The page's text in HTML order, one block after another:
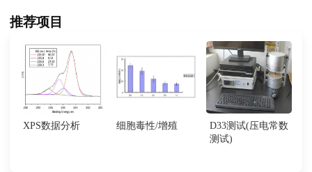
推荐项目
XPS数据分析 细胞毒性/增殖
D33测试(压电常数
测试)